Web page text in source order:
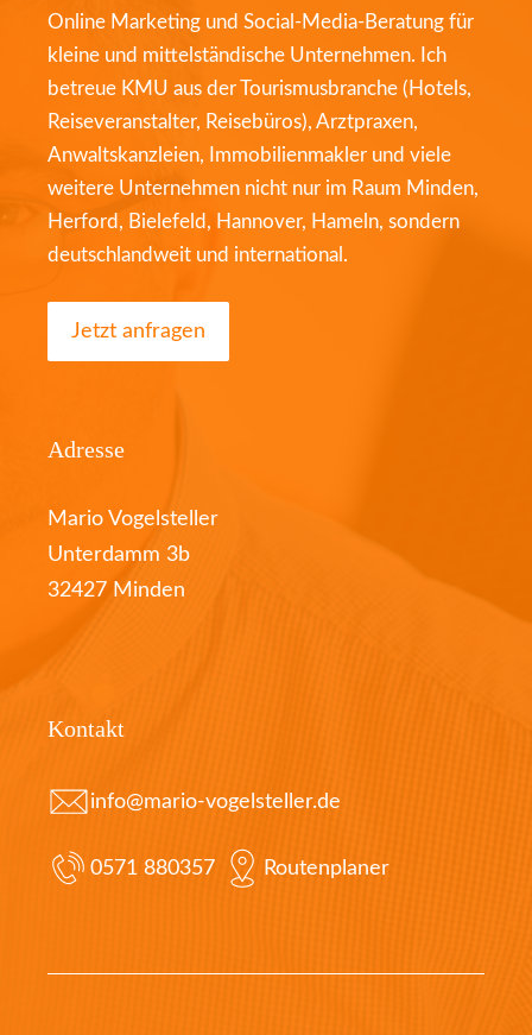
Online Marketing und Social-Media-Beratung für
kleine und mittelständische Unternehmen. Ich
betreue KMU aus der Tourismusbranche (Hotels,
Reiseveranstalter, Reisebüros), Arztpraxen,
Anwaltskanzleien, Immobilienmakler und viele
weitere Unternehmen nicht nur im Raum Minden,
Herford, Bielefeld, Hannover, Hameln, sondern
deutschlandweit und international.
Jetzt anfragen
Adresse
Mario Vogelsteller
Unterdamm 3b
32427 Minden
Kontakt
info@mario-vogelsteller.de
0571 880357 Routenplaner